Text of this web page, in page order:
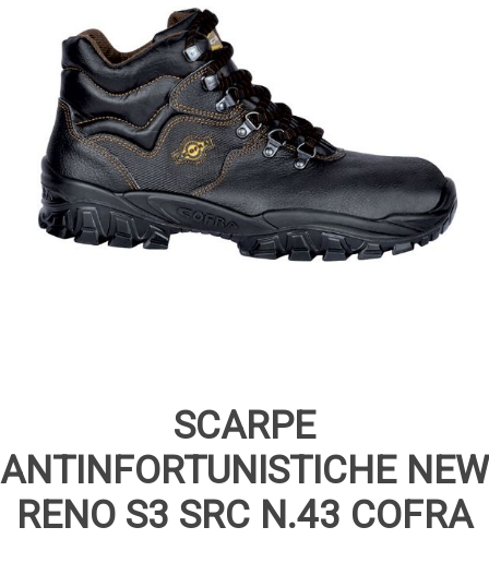
SCARPE
ANTINFORTUNISTICHE NEW
RENO S3 SRC N.43 COFRA